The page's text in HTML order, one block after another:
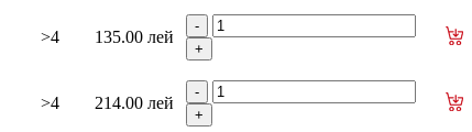
>4 135.00 лей
>4 214.00 лей